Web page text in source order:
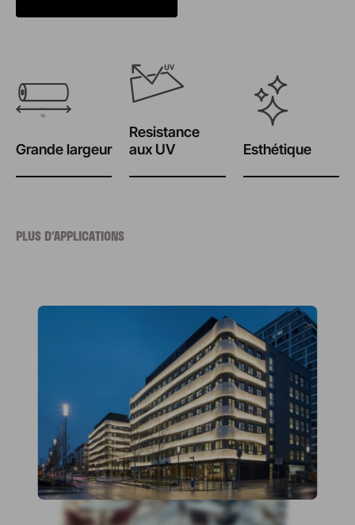
Grande largeur
Resistance
aux UV
Esthétique
PLUS D’APPLICATIONS